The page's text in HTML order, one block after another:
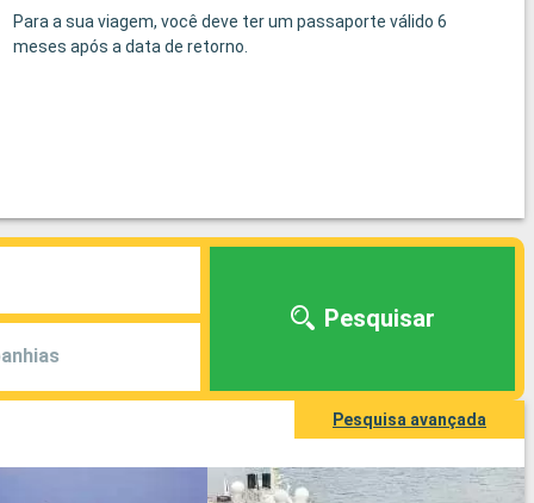
Para a sua viagem, você deve ter um passaporte válido 6
meses após a data de retorno.
Pesquisar
Pesquisa avançada